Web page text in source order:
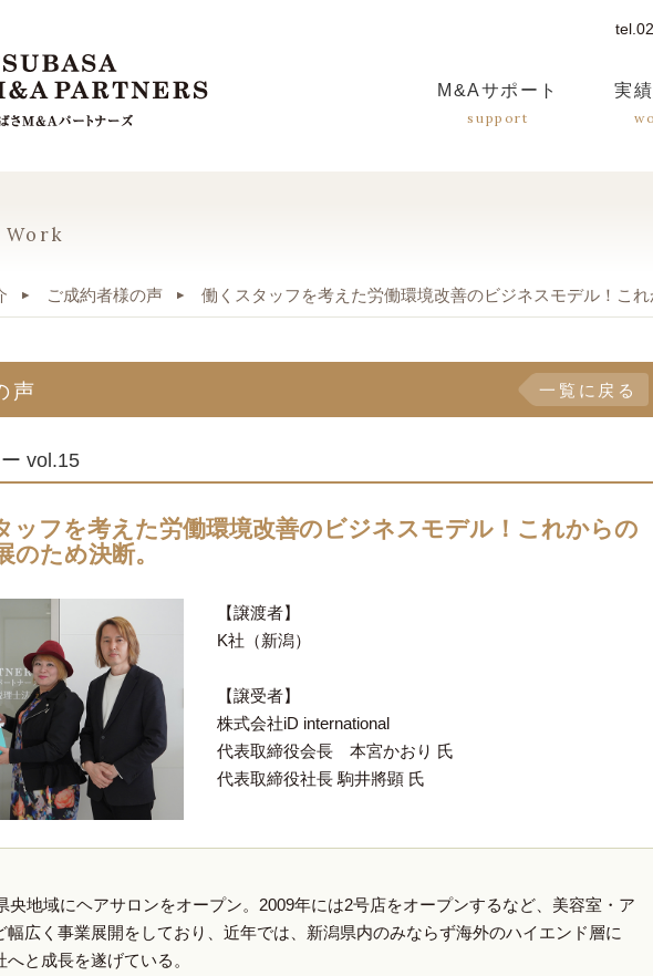
M&Aサポート
support
実
Work
ご成約者様の声 働くスタッフを考えた労働環境改善のビジネスモデル！こ
声 一覧に戻る
vol.15
ッフを考えた労働環境改善のビジネスモデル！これからの
のため決断。
【譲渡者】
K社（新潟）
【譲受者】
株式会社iD international
代表取締役会長 本宮かおり 氏
代表取締役社⻑ 駒井將顕 ⽒
央地域にヘアサロンをオープン。2009年には2号店をオープンするなど、美容室・ア
幅広く事業展開をしており、近年では、新潟県内のみならず海外のハイエンド層に
と成長を遂げている。